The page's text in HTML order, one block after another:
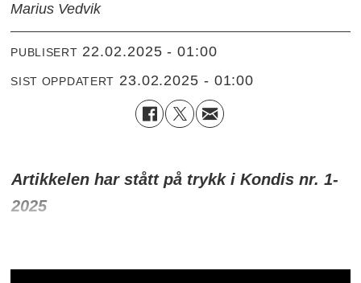
Marius Vedvik
PUBLISERT 22.02.2025 - 01:00
SIST OPPDATERT 23.02.2025 - 01:00
Artikkelen har stått på trykk i Kondis nr. 1-
2025